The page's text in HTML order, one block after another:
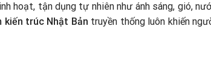
hoạt, tận dụng tự nhiên như ánh sáng, gió,
kiến trúc Nhật Bản truyền thống luôn khiến